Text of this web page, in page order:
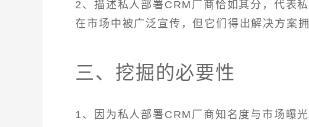
2、描述私人部署CRM厂商恰如其分，代表
在市场中被广泛宣传，但它们得出解决方案
三、挖掘的必要性
1、因为私人部署CRM厂商知名度与市场曝